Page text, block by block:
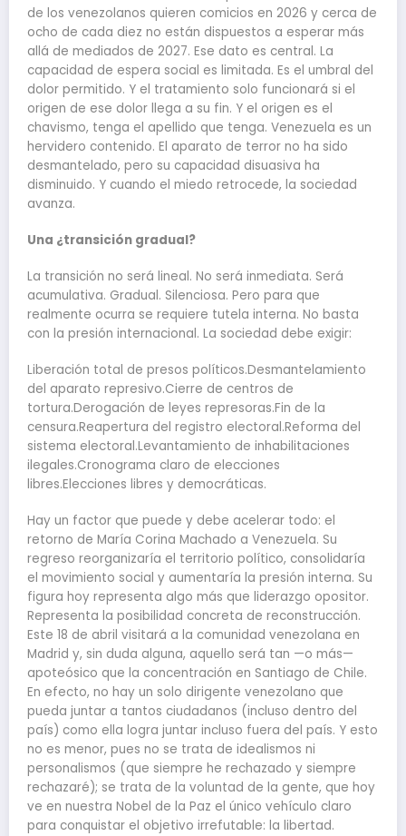
de los venezolanos quieren comicios en 2026 y cerca de
ocho de cada diez no están dispuestos a esperar más
allá de mediados de 2027. Ese dato es central. La
capacidad de espera social es limitada. Es el umbral del
dolor permitido. Y el tratamiento solo funcionará si el
origen de ese dolor llega a su fin. Y el origen es el
chavismo, tenga el apellido que tenga. Venezuela es un
hervidero contenido. El aparato de terror no ha sido
desmantelado, pero su capacidad disuasiva ha
disminuido. Y cuando el miedo retrocede, la sociedad
avanza.
Una ¿transición gradual?
La transición no será lineal. No será inmediata. Será
acumulativa. Gradual. Silenciosa. Pero para que
realmente ocurra se requiere tutela interna. No basta
con la presión internacional. La sociedad debe exigir:
Liberación total de presos políticos.Desmantelamiento
del aparato represivo.Cierre de centros de
tortura.Derogación de leyes represoras.Fin de la
censura.Reapertura del registro electoral.Reforma del
sistema electoral.Levantamiento de inhabilitaciones
ilegales.Cronograma claro de elecciones
libres.Elecciones libres y democráticas.
Hay un factor que puede y debe acelerar todo: el
retorno de María Corina Machado a Venezuela. Su
regreso reorganizaría el territorio político, consolidaría
el movimiento social y aumentaría la presión interna. Su
figura hoy representa algo más que liderazgo opositor.
Representa la posibilidad concreta de reconstrucción.
Este 18 de abril visitará a la comunidad venezolana en
Madrid y, sin duda alguna, aquello será tan —o más—
apoteósico que la concentración en Santiago de Chile.
En efecto, no hay un solo dirigente venezolano que
pueda juntar a tantos ciudadanos (incluso dentro del
país) como ella logra juntar incluso fuera del país. Y esto
no es menor, pues no se trata de idealismos ni
personalismos (que siempre he rechazado y siempre
rechazaré); se trata de la voluntad de la gente, que hoy
ve en nuestra Nobel de la Paz el único vehículo claro
para conquistar el objetivo irrefutable: la libertad.